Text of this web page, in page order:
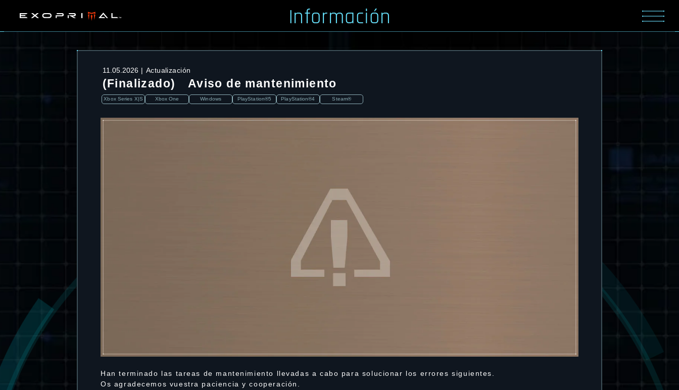
Información
11.05.2026 Actualización
(Finalizado) Aviso de mantenimiento
Xbox Series X|S Xbox One Windows PlayStation®5 PlayStation®4 Steam®
Han terminado las tareas de mantenimiento llevadas a cabo para solucionar los errores siguientes.
Os agradecemos vuestra paciencia y cooperación.